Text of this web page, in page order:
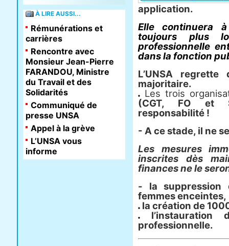
application.
Elle continuera
toujours plus
professionnelle
dans la fonction
L’UNSA
majoritaire.
Les trois
(CGT, FO et
responsabilité !
- A ce stade, il ne
Les mesures
inscrites dès
finances ne le
- la suppression
femmes enceintes,
la création de
l’instauration
professionnelle.
À LIRE AUSSI...
Rémunérations et
carrières
Rencontre avec
Monsieur Jean-Pierre
FARANDOU, Ministre
du Travail et des
Solidarités
Communiqué de
presse UNSA
Appel à la grève
L’UNSA vous
informe